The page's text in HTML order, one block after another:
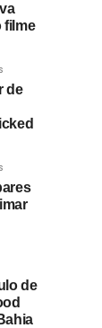
filme
de
de